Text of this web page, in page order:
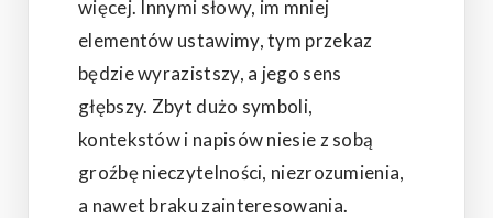
więcej. Innymi słowy, im mniej
elementów ustawimy, tym przekaz
będzie wyrazistszy, a jego sens
głębszy. Zbyt dużo symboli,
kontekstów i napisów niesie z sobą
groźbę nieczytelności, niezrozumienia,
a nawet braku zainteresowania.